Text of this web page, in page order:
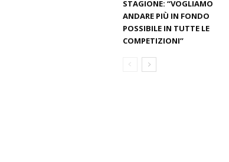
STAGIONE: “VOGLIAMO
ANDARE PIÙ IN FONDO
POSSIBILE IN TUTTE LE
COMPETIZIONI”